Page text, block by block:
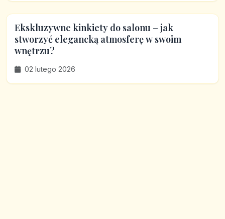
Ekskluzywne kinkiety do salonu – jak
stworzyć elegancką atmosferę w swoim
wnętrzu?
02 lutego 2026